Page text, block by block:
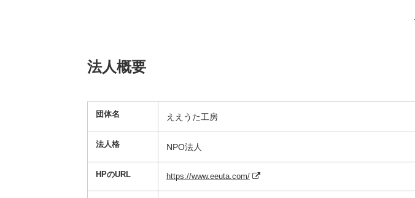
法人概要
団体名 ええうた工房
法人格 NPO法人
HPのURL https://www.eeuta.com/